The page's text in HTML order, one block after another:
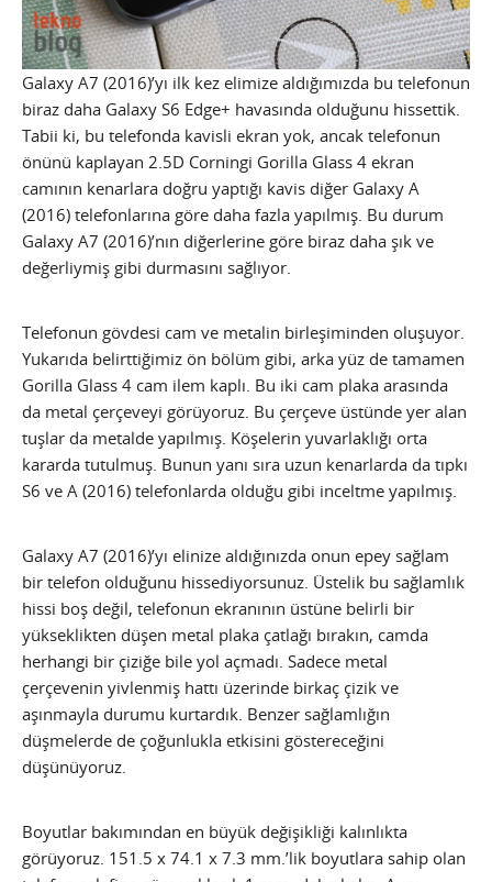
Galaxy A7 (2016)’yı ilk kez elimize aldığımızda bu telefonun
biraz daha Galaxy S6 Edge+ havasında olduğunu hissettik.
Tabii ki, bu telefonda kavisli ekran yok, ancak telefonun
önünü kaplayan 2.5D Corningi Gorilla Glass 4 ekran
camının kenarlara doğru yaptığı kavis diğer Galaxy A
(2016) telefonlarına göre daha fazla yapılmış. Bu durum
Galaxy A7 (2016)’nın diğerlerine göre biraz daha şık ve
değerliymiş gibi durmasını sağlıyor.
Telefonun gövdesi cam ve metalin birleşiminden oluşuyor.
Yukarıda belirttiğimiz ön bölüm gibi, arka yüz de tamamen
Gorilla Glass 4 cam ilem kaplı. Bu iki cam plaka arasında
da metal çerçeveyi görüyoruz. Bu çerçeve üstünde yer alan
tuşlar da metalde yapılmış. Köşelerin yuvarlaklığı orta
kararda tutulmuş. Bunun yanı sıra uzun kenarlarda da tıpkı
S6 ve A (2016) telefonlarda olduğu gibi inceltme yapılmış.
Galaxy A7 (2016)’yı elinize aldığınızda onun epey sağlam
bir telefon olduğunu hissediyorsunuz. Üstelik bu sağlamlık
hissi boş değil, telefonun ekranının üstüne belirli bir
yükseklikten düşen metal plaka çatlağı bırakın, camda
herhangi bir çiziğe bile yol açmadı. Sadece metal
çerçevenin yivlenmiş hattı üzerinde birkaç çizik ve
aşınmayla durumu kurtardık. Benzer sağlamlığın
düşmelerde de çoğunlukla etkisini göstereceğini
düşünüyoruz.
Boyutlar bakımından en büyük değişikliği kalınlıkta
görüyoruz. 151.5 x 74.1 x 7.3 mm.’lik boyutlara sahip olan